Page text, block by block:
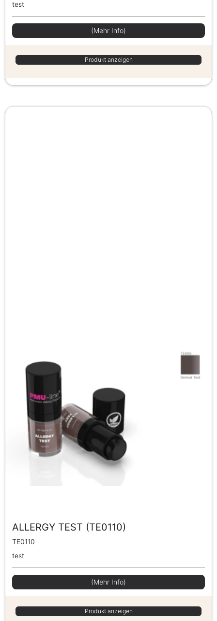
test
(Mehr Info)
Produkt anzeigen
ALLERGY TEST (TE0110)
TE0110
test
(Mehr Info)
Produkt anzeigen